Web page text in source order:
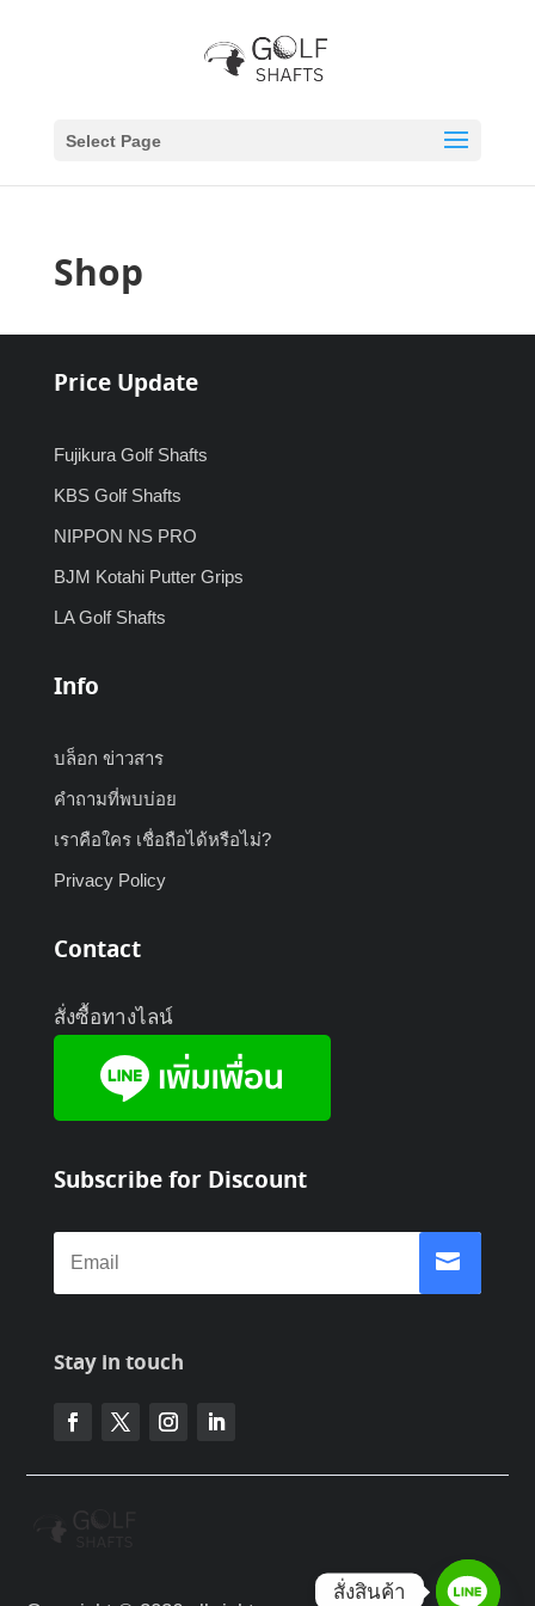
Select Page
Shop
Price Update
Fujikura Golf Shafts
KBS Golf Shafts
NIPPON NS PRO
BJM Kotahi Putter Grips
LA Golf Shafts
Info
บล็อก ข่าวสาร
คำถามที่พบบ่อย
เราคือใคร เชื่อถือได้หรือไม่?
Privacy Policy
Contact
สั่งซื้อทางไลน์
Subscribe for Discount
Stay in touch
สั่งสินค้า